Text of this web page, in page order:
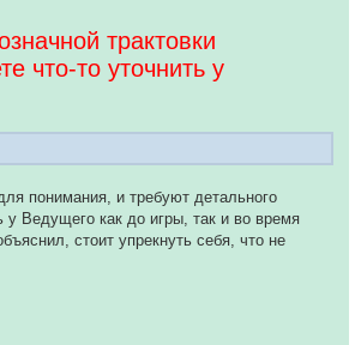
трактовки
что-то уточнить у
понимания, и требуют детального
Ведущего как до игры, так и во время
стоит упрекнуть себя, что не